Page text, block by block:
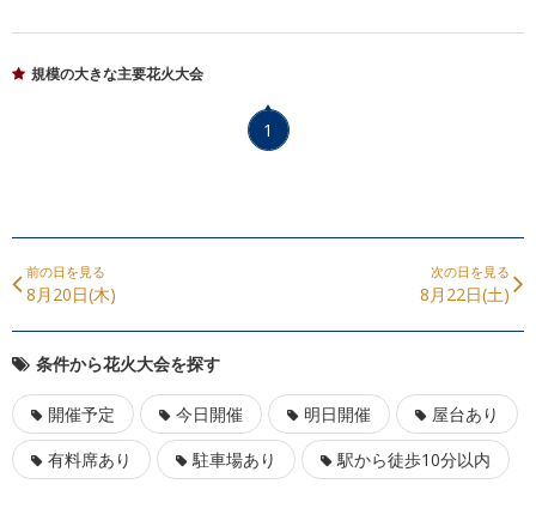
規模の大きな主要花火大会
1
前の日を見る
8月20日(木)
次の日を見る
8月22日(土)
条件から花火大会を探す
開催予定 今日開催 明日開催
屋台あり
有料席あり
駐車場あり 駅から徒歩10分以内